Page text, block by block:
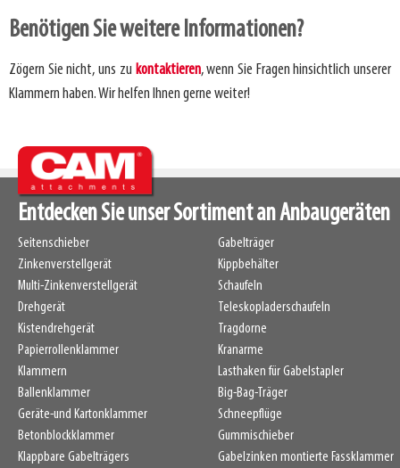
Benötigen Sie weitere Informationen?
Zögern Sie nicht, uns zu kontaktieren, wenn Sie Fragen hinsichtlich unserer
Klammern haben. Wir helfen Ihnen gerne weiter!
Entdecken Sie unser Sortiment an Anbaugeräten
Seitenschieber
Zinkenverstellgerät
Multi-Zinkenverstellgerät
Drehgerät
Kistendrehgerät
Papierrollenklammer
Klammern
Ballenklammer
Geräte-und Kartonklammer
Betonblockklammer
Klappbare Gabelträgers
Gabelträger
Kippbehälter
Schaufeln
Teleskopladerschaufeln
Tragdorne
Kranarme
Lasthaken für Gabelstapler
Big-Bag-Träger
Schneepflüge
Gummischieber
Gabelzinken montierte Fassklammer